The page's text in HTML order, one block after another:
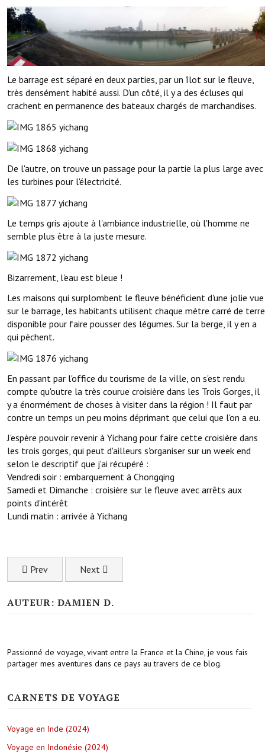
Le barrage est séparé en deux parties, par un îlot sur le fleuve,
très densément habité aussi. D'un côté, il y a des écluses qui
crachent en permanence des bateaux chargés de marchandises.
De l'autre, on trouve un passage pour la partie la plus large avec
les turbines pour l'électricité.
Le temps gris ajoute à l'ambiance industrielle, où l'homme ne
semble plus être à la juste mesure.
Bizarrement, l'eau est bleue !
Les maisons qui surplombent le fleuve bénéficient d'une jolie vue
sur le barrage, les habitants utilisent chaque mètre carré de terre
disponible pour faire pousser des légumes. Sur la berge, il y en a
qui pèchent.
En passant par l'office du tourisme de la ville, on s'est rendu
compte qu'outre la très courue croisière dans les Trois Gorges, il
y a énormément de choses à visiter dans la région ! Il faut par
contre un temps un peu moins déprimant que celui que l'on a eu.
J'espère pouvoir revenir à Yichang pour faire cette croisière dans
les trois gorges, qui peut d'ailleurs s'organiser sur un week end
selon le descriptif que j'ai récupéré :
Vendredi soir : embarquement à Chongqing
Samedi et Dimanche : croisière sur le fleuve avec arrêts aux
points d'intérêt
Lundi matin : arrivée à Yichang
Previous article: Conduire dans la campagne du centre
Prev Next article: Festival de glace de Harbin : les
Next
AUTEUR: DAMIEN D.
Passionné de voyage, vivant entre la France et la Chine, je vous fais
partager mes aventures dans ce pays au travers de ce blog.
CARNETS DE VOYAGE
Voyage en Inde (2024)
Voyage en Indonésie (2024)